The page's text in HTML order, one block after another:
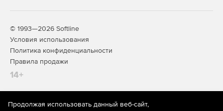
Дополнительные модули:
Антивирус Kaspersky.
Антиспам Kaspersky.
Garnet Web Filter - модуль категоризации трафика.
© 1993—2026 Softline
Условия использования
Политика конфиденциальности
Правила продажи
14+
Продолжая использовать данный веб-сайт,